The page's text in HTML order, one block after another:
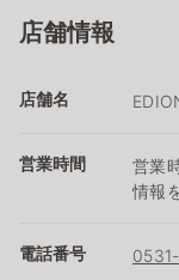
店舗情報
店舗名
営業時間
営業
情報
電話番号